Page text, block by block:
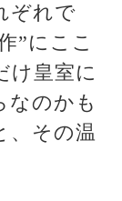
ぞれで
”にここ
け皇室に
なのかも
、その温